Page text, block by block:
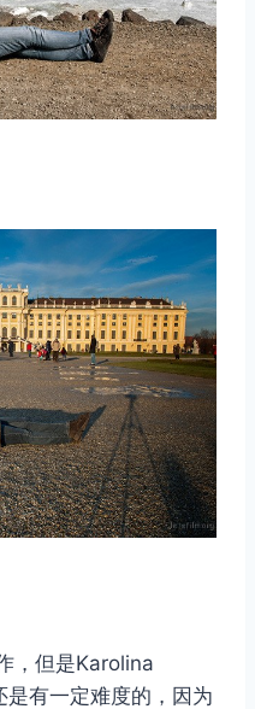
，但是Karolina
有一定难度的，因为